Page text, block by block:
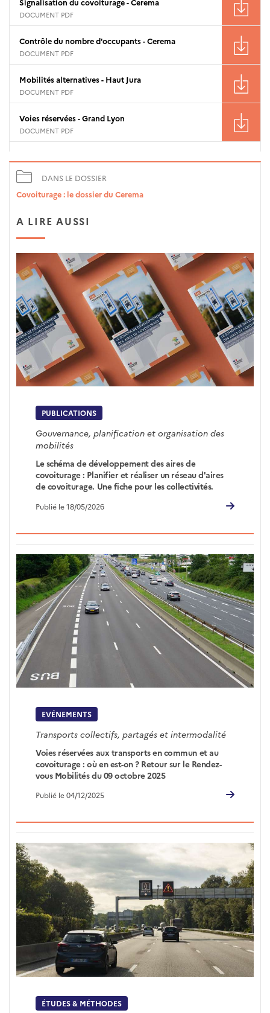
Signalisation du covoiturage - Cerema
DOCUMENT PDF
Contrôle du nombre d'occupants - Cerema
DOCUMENT PDF
Mobilités alternatives - Haut Jura
DOCUMENT PDF
Voies réservées - Grand Lyon
DOCUMENT PDF
DANS LE DOSSIER
Covoiturage : le dossier du Cerema
A LIRE AUSSI
PUBLICATIONS
Gouvernance, planification et organisation des
mobilités
Le schéma de développement des aires de
covoiturage : Planifier et réaliser un réseau d'aires
de covoiturage. Une fiche pour les collectivités.
Publié le 18/05/2026
EVÉNEMENTS
Transports collectifs, partagés et intermodalité
Voies réservées aux transports en commun et au
covoiturage : où en est-on ? Retour sur le Rendez-
vous Mobilités du 09 octobre 2025
Publié le 04/12/2025
ÉTUDES & MÉTHODES